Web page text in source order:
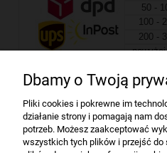
50 -
100 -
200 -
powyżej
Bindownice wg
Dbamy o Twoją
Pliki cookies i pokrewne im
działanie strony i pomagają nam
potrzeb. Możesz zaakceptować
wszystkich tych plików i przejść